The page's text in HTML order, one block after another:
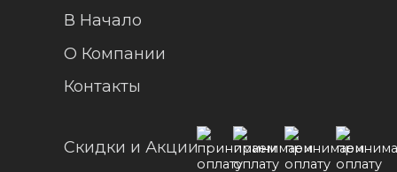
В Начало
О Компании
Контакты
Скидки и Акции